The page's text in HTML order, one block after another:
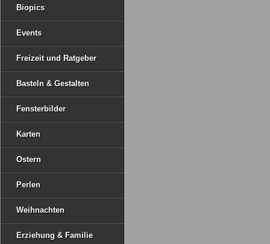
Biopics
Events
Freizeit und Ratgeber
Basteln & Gestalten
Fensterbilder
Karten
Ostern
Perlen
Weihnachten
Erziehung & Familie